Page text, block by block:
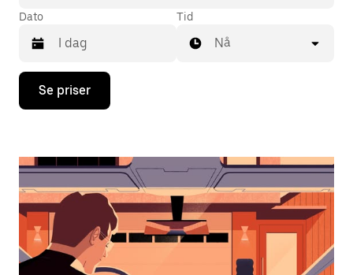
Dato
Trykk
piltast
åpne
og
velge
dato.
Trykk
på
Tid
Nå
Se priser